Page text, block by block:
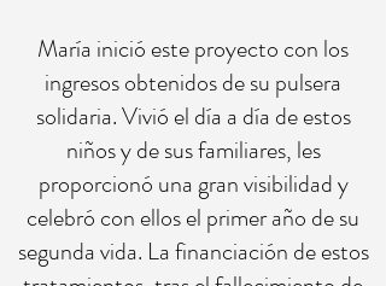
María inició este proyecto con los
ingresos obtenidos de su pulsera
solidaria. Vivió el día a día de estos
niños y de sus familiares, les
proporcionó una gran visibilidad y
celebró con ellos el primer año de su
segunda vida. La financiación de estos